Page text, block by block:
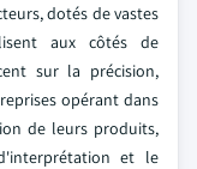
dotés de vastes
aux côtés de
sur la précision,
opérant dans
de leurs produits,
et le